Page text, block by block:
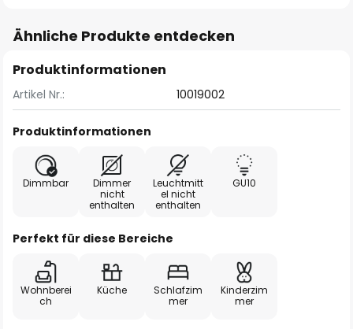
Ähnliche Produkte entdecken
Produktinformationen
Artikel Nr.: 10019002
Produktinformationen
Dimmbar
Dimmer
nicht
enthalten
Leuchtmitt
el nicht
enthalten
GU10
Perfekt für diese Bereiche
Wohnberei
ch
Küche
Schlafzim
mer
Kinderzim
mer